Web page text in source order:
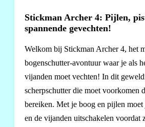
Stickman Archer 4: Pijlen,
spannende gevechten!
Welkom bij Stickman Archer 4, het
bogenschutter-avontuur waar je als
vijanden moet vechten! In dit
scherpschutter die moet voorkomen
bereiken. Met je boog en pijlen
en de vijanden uitschakelen voordat